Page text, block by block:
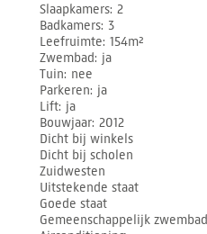
Slaapkamers 2
Badkamers 3
Leefruimte 154m²
Zwembad ja
Tuin nee
Parkeren ja
Lift ja
Bouwjaar 2012
Dicht bij winkels
Dicht bij scholen
Zuidwesten
Uitstekende staat
Goede staat
Gemeenschappelijk zwembad